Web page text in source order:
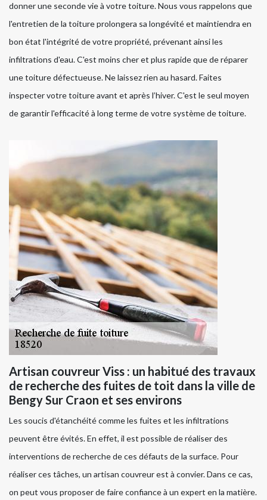
donner une seconde vie à votre toiture. Nous vous rappelons que
l'entretien de la toiture prolongera sa longévité et maintiendra en
bon état l'intégrité de votre propriété, prévenant ainsi les
infiltrations d'eau. C'est moins cher et plus rapide que de réparer
une toiture défectueuse. Ne laissez rien au hasard. Faites
inspecter votre toiture avant et après l’hiver. C'est le seul moyen
de garantir l'efficacité à long terme de votre système de toiture.
Artisan couvreur Viss : un habitué des travaux
de recherche des fuites de toit dans la ville de
Bengy Sur Craon et ses environs
Les soucis d'étanchéité comme les fuites et les infiltrations
peuvent être évités. En effet, il est possible de réaliser des
interventions de recherche de ces défauts de la surface. Pour
réaliser ces tâches, un artisan couvreur est à convier. Dans ce cas,
on peut vous proposer de faire confiance à un expert en la matière.